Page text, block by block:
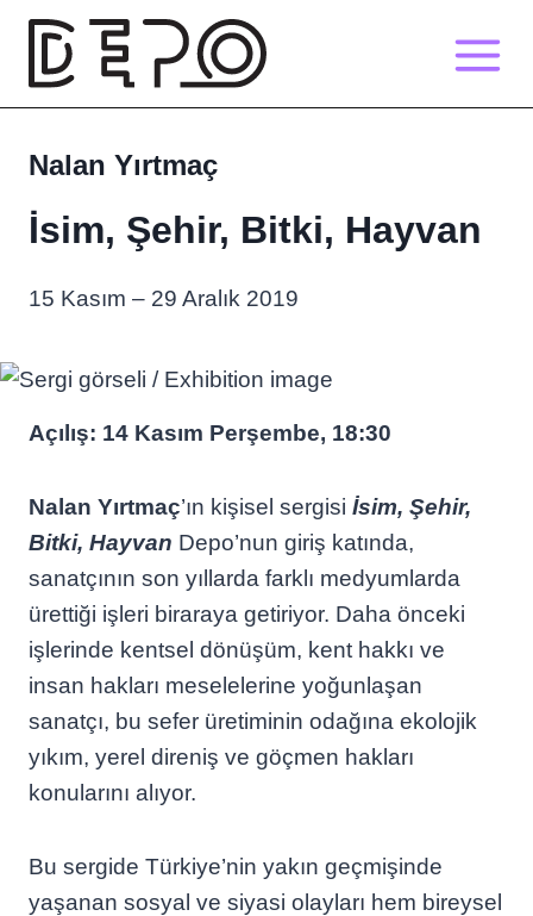
Skip
content
Nalan Yırtmaç
İsim, Şehir, Bitki, Hayvan
15 Kasım – 29 Aralık 2019
Açılış: 14 Kasım Perşembe, 18:30
Nalan Yırtmaç’ın kişisel sergisi İsim, Şehir,
Bitki, Hayvan Depo’nun giriş katında,
sanatçının son yıllarda farklı medyumlarda
ürettiği işleri biraraya getiriyor. Daha önceki
işlerinde kentsel dönüşüm, kent hakkı ve
insan hakları meselelerine yoğunlaşan
sanatçı, bu sefer üretiminin odağına ekolojik
yıkım, yerel direniş ve göçmen hakları
konularını alıyor.
Bu sergide Türkiye’nin yakın geçmişinde
yaşanan sosyal ve siyasi olayları hem bireysel